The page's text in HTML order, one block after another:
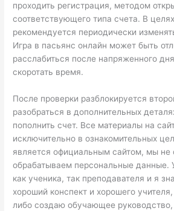
проходить регистрация, методом
соответствующего типа счета. В
рекомендуется периодически
Игра в пасьянс онлайн может быть
расслабиться после напряженного
скоротать время.
После проверки разблокируется
разобраться в дополнительных
пополнить счет. Все материалы на
исключительно в ознакомительных
является официальным сайтом, мы не
обрабатываем персональные данные.
как ученика, так преподавателя и я
хороший конспект и хорошего
либо создаю обучающее руководство,